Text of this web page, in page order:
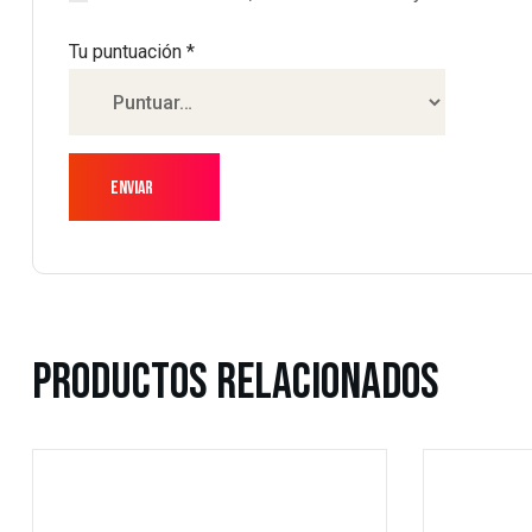
Tu puntuación *
Productos Relacionados
Dirección